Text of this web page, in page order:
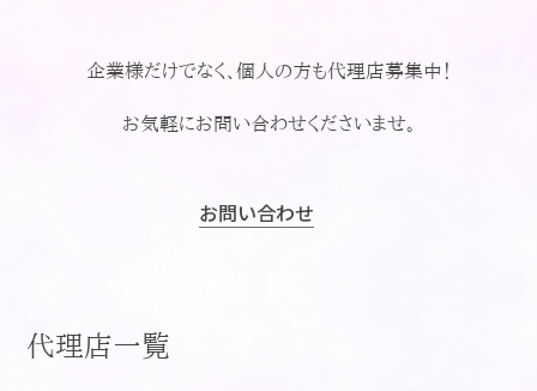
企業様だけでなく、個人の方も代理店募集中！
お気軽にお問い合わせくださいませ。
お問い合わせ
代理店一覧